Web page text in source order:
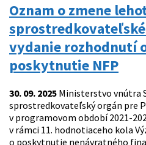
Oznam o zmene
vydanie rozhodnutí
poskytnutie NFP
30. 09. 2025 Ministerstvo vnútra
sprostredkovateľský orgán pre
v programovom období 2021-
v rámci 11. hodnotiaceho kola
o poskytnutie nenávratného